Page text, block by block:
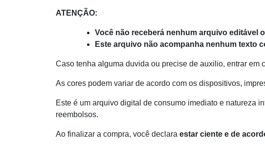
ATENÇÃO:
Você não receberá nenhum arquivo editável
Este arquivo não acompanha nenhum texto
Caso tenha alguma duvida ou precise de auxilio, entrar em
As cores podem variar de acordo com os dispositivos,
Este é um arquivo digital de consumo imediato e natureza
reembolsos.
Ao finalizar a compra, você declara estar ciente e de